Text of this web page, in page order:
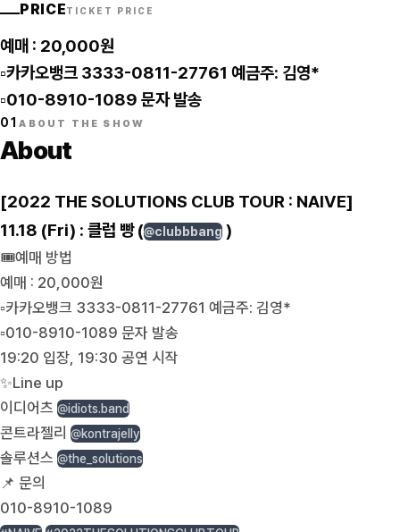
PRICETICKET PRICE
예매 : 20,000원
▫️카카오뱅크 3333-0811-27761 예금주: 김영*
▫️010-8910-1089 문자 발송
01ABOUT THE SHOW
About
[2022 THE SOLUTIONS CLUB TOUR : NAIVE]
11.18 (Fri) : 클럽 빵 (@clubbbang )
🎟예매 방법
예매 : 20,000원
▫️카카오뱅크 3333-0811-27761 예금주: 김영*
▫️010-8910-1089 문자 발송
19:20 입장, 19:30 공연 시작
✨Line up
이디어츠 @idiots.band
콘트라젤리 @kontrajelly
솔루션스 @the_solutions
📌 문의
010-8910-1089